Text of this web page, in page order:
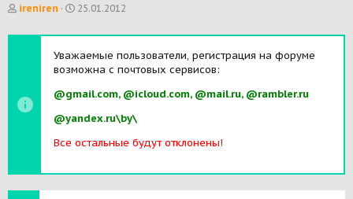
А
т
м
ы
ireniren
Д
т
н
а
а
а
25.01.2012
Уважаемые пользователи, регистрация на форуме
возможна с почтовых сервисов:
@gmail.com, @icloud.com, @mail.ru, @rambler.ru
@yandex.ru\by\
Все остальные будут отклонены!